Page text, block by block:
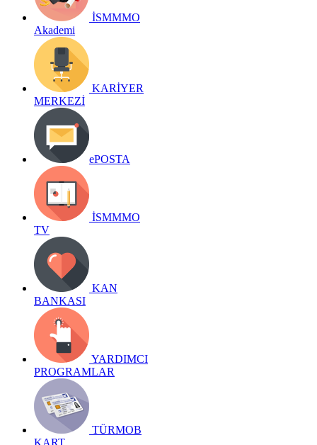
İSMMMO
Akademi
KARİYER
MERKEZİ
ePOSTA
İSMMMO
TV
KAN
BANKASI
YARDIMCI
PROGRAMLAR
TÜRMOB
KART